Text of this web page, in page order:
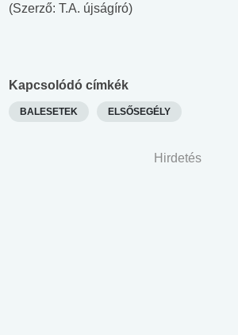
(Szerző: T.A. újságíró)
Kapcsolódó címkék
BALESETEK ELSŐSEGÉLY
Hirdetés